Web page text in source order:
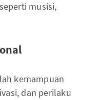
musisi,
kemampuan
dan perilaku